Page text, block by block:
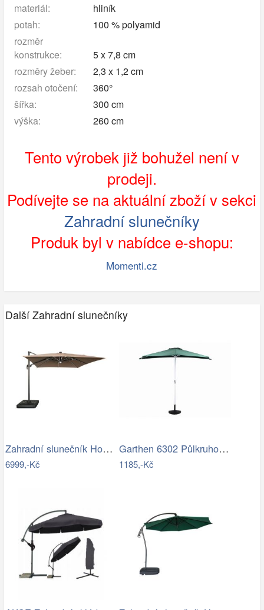
materiál:
hliník
potah:
100 % polyamid
rozměr
konstrukce:
5 x 7,8 cm
rozměry žeber:
2,3 x 1,2 cm
rozsah otočení:
360°
šířka:
300 cm
výška:
260 cm
Tento výrobek již bohužel není v
prodeji.
Podívejte se na aktuální zboží v sekci
Zahradní slunečníky
Produk byl v nabídce e-shopu:
Momenti.cz
Další Zahradní slunečníky
Zahradní slunečník Houseland Vexon s…
6999,-Kč
Garthen 6302 Půlkruhový zahradní…
1185,-Kč